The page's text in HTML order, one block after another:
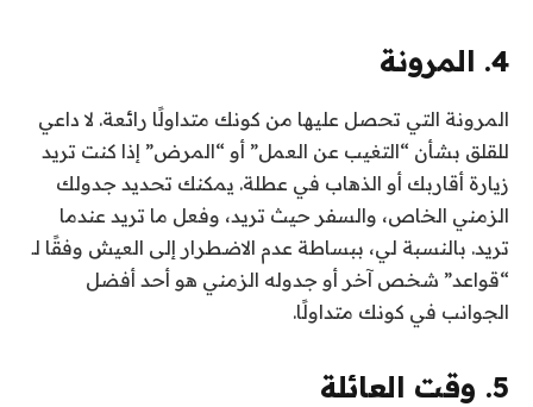
4. المرونة
المرونة التي تحصل عليها من كونك متداولًا رائعة. لا داعي
للقلق بشأن “التغيب عن العمل” أو “المرض” إذا كنت تريد
زيارة أقاربك أو الذهاب في عطلة. يمكنك تحديد جدولك
الزمني الخاص، والسفر حيث تريد، وفعل ما تريد عندما
تريد. بالنسبة لي، ببساطة عدم الاضطرار إلى العيش وفقًا لـ
“قواعد” شخص آخر أو جدوله الزمني هو أحد أفضل
الجوانب في كونك متداولًا.
5. وقت العائلة